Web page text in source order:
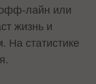
офф-лайн или
жизнь и
На статистике